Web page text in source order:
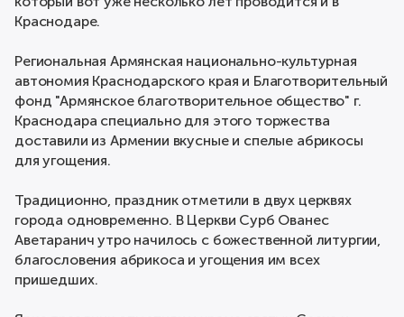
Краснодаре.
Региональная Армянская национально-культурная
автономия Краснодарского края и Благотворительный
фонд "Армянское благотворительное общество" г.
Краснодара специально для этого торжества
доставили из Армении вкусные и спелые абрикосы
для угощения.
Традиционно, праздник отметили в двух церквях
города одновременно. В Церкви Сурб Ованес
Аветаранич утро начилось с божественной литургии,
благословения абрикоса и угощения им всех
пришедших.